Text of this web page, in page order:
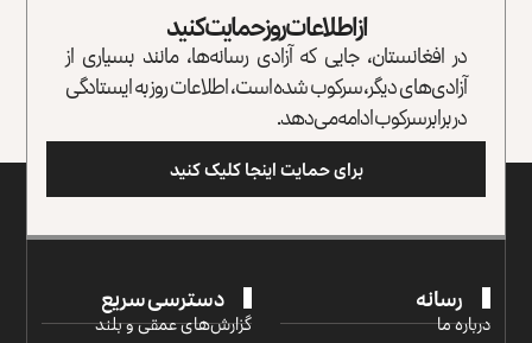
از اطلاعات روز حمایت کنید
در افغانستان، جایی که آزادی رسانه‌ها، مانند بسیاری از
آزادی‌های دیگر، سرکوب شده است، اطلاعات روز به ایستادگی
در برابر سرکوب ادامه می‌دهد.
برای حمایت اینجا کلیک کنید
رسانه
درباره ما
دسترسی سریع
گزارش‌‌های عمقی و بلند